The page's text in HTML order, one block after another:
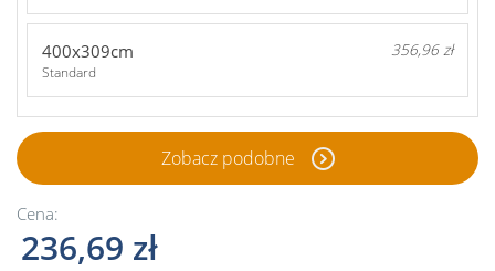
400x309cm 356,96 zł
Standard
Zobacz podobne
Cena:
236,69 zł